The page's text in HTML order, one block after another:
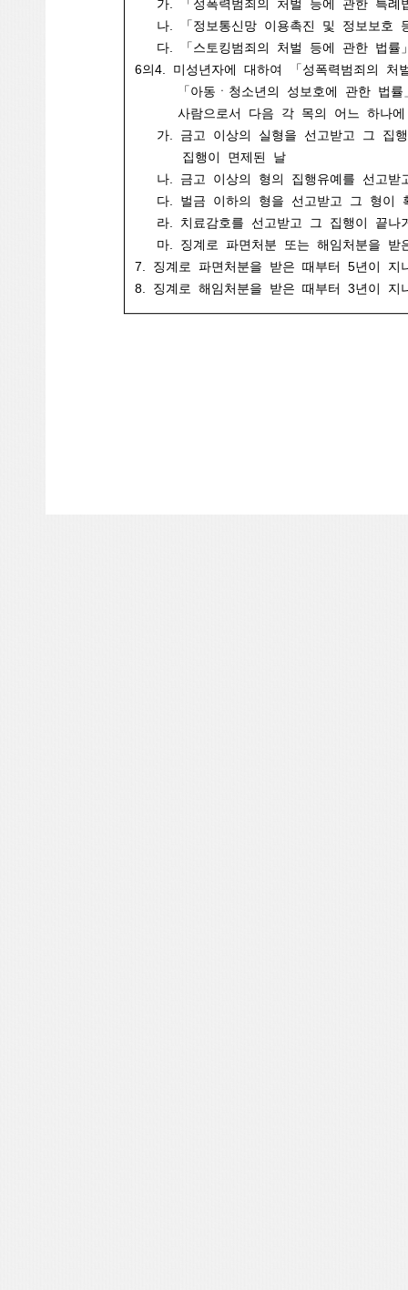
가. 「성폭력범죄의 처벌 등에 관한 특례
나. 「정보통신망 이용촉진 및 정보보호
다. 「스토킹범죄의 처벌 등에 관한 법률
6의4. 미성년자에 대하여 「성폭력범죄의
「아동ㆍ청소년의 성보호에 관한 법
사람으로서 다음 각 목의 어느 하나
가. 금고 이상의 실형을 선고받고 그 집행
집행이 면제된 날
나. 금고 이상의 형의 집행유예를 선고받
다. 벌금 이하의 형을 선고받고 그 형이
라. 치료감호를 선고받고 그 집행이 끝나
마. 징계로 파면처분 또는 해임처분을 받
7. 징계로 파면처분을 받은 때부터 5년이 지
8. 징계로 해임처분을 받은 때부터 3년이 지